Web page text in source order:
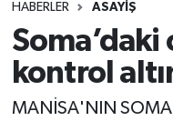
HABERLER ASAYİŞ
Soma’daki
kontrol
MANİSA'NIN
SPOR
YAŞAM
Son Dakika
Haber Arşivi